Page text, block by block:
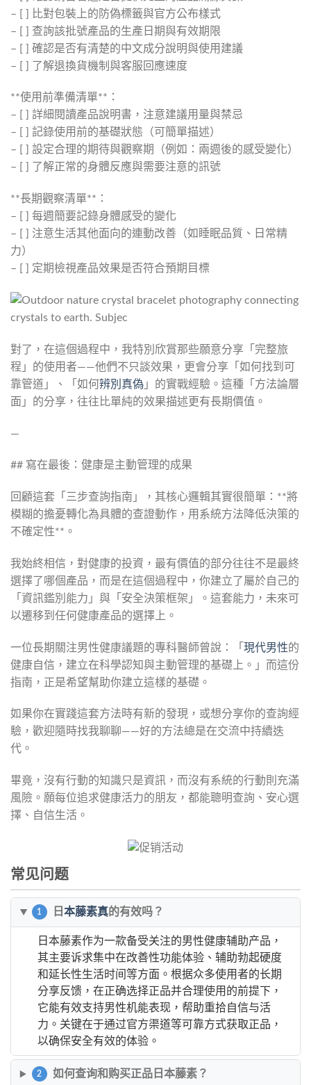
– [ ] 比對包裝上的防偽標籤與官方公布樣式
– [ ] 查詢該批號產品的生產日期與有效期限
– [ ] 確認是否有清楚的中文成分說明與使用建議
– [ ] 了解退換貨機制與客服回應速度
**使用前準備清單**：
– [ ] 詳細閱讀產品說明書，注意建議用量與禁忌
– [ ] 記錄使用前的基礎狀態（可簡單描述）
– [ ] 設定合理的期待與觀察期（例如：兩週後的感受變化）
– [ ] 了解正常的身體反應與需要注意的訊號
**長期觀察清單**：
– [ ] 每週簡要記錄身體感受的變化
– [ ] 注意生活其他面向的連動改善（如睡眠品質、日常精
力）
– [ ] 定期檢視產品效果是否符合預期目標
對了，在這個過程中，我特別欣賞那些願意分享「完整旅
程」的使用者——他們不只談效果，更會分享「如何找到可
靠管道」、「如何 辨別真偽 」的實戰經驗。這種「方法論層
面」的分享，往往比單純的效果描述更有長期價值。
—
## 寫在最後：健康是主動管理的成果
回顧這套「三步查詢指南」，其核心邏輯其實很簡單：**將
模糊的擔憂轉化為具體的查證動作，用系統方法降低決策的
不確定性**。
我始終相信，對健康的投資，最有價值的部分往往不是最終
選擇了哪個產品，而是在這個過程中，你建立了屬於自己的
「資訊鑑別能力」與「安全決策框架」。這套能力，未來可
以遷移到任何健康產品的選擇上。
一位長期關注男性健康議題的專科醫師曾說：「 現代男性的
健康自信，建立在科學認知與主動管理的基礎上。」而這份
指南，正是希望幫助你建立這樣的基礎。
如果你在實踐這套方法時有新的發現，或想分享你的查詢經
驗，歡迎隨時找我聊聊——好的方法總是在交流中持續迭
代。
畢竟，沒有行動的知識只是資訊，而沒有系統的行動則充滿
風險。願每位追求健康活力的朋友，都能聰明查詢、安心選
擇、自信生活。
常见问题
1 日 本藤素真的有效吗？
日本藤素作为一款备受关注的男性健康辅助产品，
其主要诉求集中在改善性功能体验、辅助勃起硬度
和延长性生活时间等方面。根据众多使用者的长期
分享反馈，在正确选择正品并合理使用的前提下，
它能有效支持男性机能表现，帮助重拾自信与活
力。关键在于通过官方渠道等可靠方式获取正品，
以确保安全有效的体验。
2 如何查询和购买正品日本藤素？